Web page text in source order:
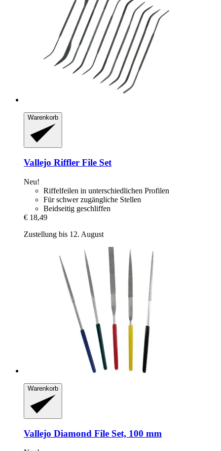
Warenkorb
Vallejo Riffler File Set
Neu!
Riffelfeilen in unterschiedlichen Profilen
Für schwer zugängliche Stellen
Beidseitig geschliffen
€ 18,49
Zustellung bis 12. August
Warenkorb
Vallejo Diamond File Set, 100 mm